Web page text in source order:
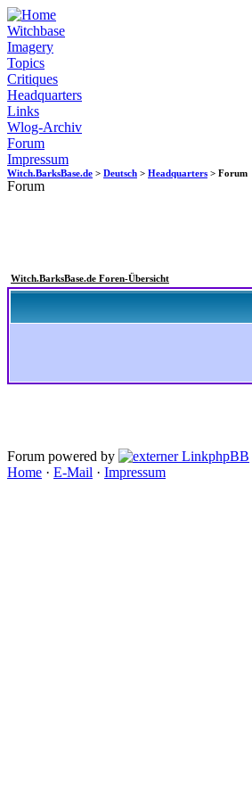
Witchbase
Imagery
Topics
Critiques
Headquarters
Links
Wlog-Archiv
Forum
Impressum
Witch.BarksBase.de > Deutsch > Headquarters > Forum
Forum
Witch.BarksBase.de Foren-Übersicht
Forum powered by phpBB
Home · E-Mail · Impressum